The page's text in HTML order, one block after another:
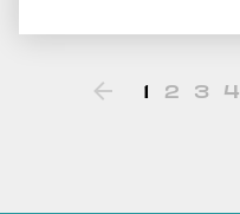
1 2 3 4